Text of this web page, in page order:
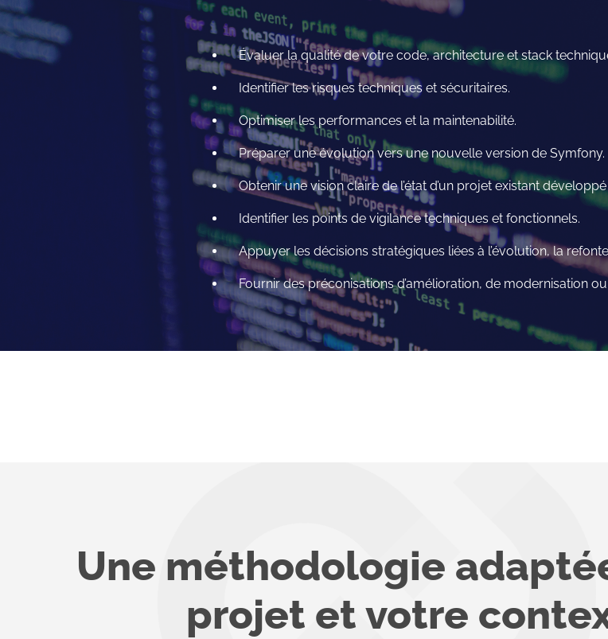
Évaluer la qualité de votre code, architecture et stack
Identifier les risques techniques et sécuritaires.
Optimiser les performances et la maintenabilité.
Préparer une évolution vers une nouvelle version de Symfony.
Obtenir une vision claire de l’état d’un projet existant
Identifier les points de vigilance techniques et fonctionnels.
Appuyer les décisions stratégiques liées à l’évolution, la
Fournir des préconisations d’amélioration, de modernisation
Une méthodologie
projet et votre